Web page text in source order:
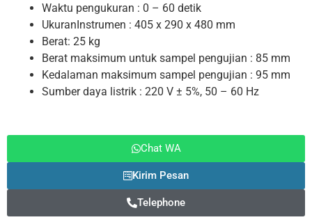
Waktu pengukuran : 0 – 60 detik
UkuranInstrumen : 405 x 290 x 480 mm
Berat: 25 kg
Berat maksimum untuk sampel pengujian : 85 mm
Kedalaman maksimum sampel pengujian : 95 mm
Sumber daya listrik : 220 V ± 5%, 50 – 60 Hz
Chat WA
Kirim Pesan
Telephone